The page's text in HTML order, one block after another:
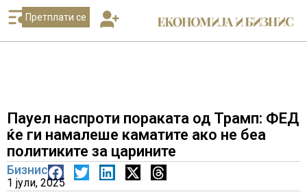
Претплати се
Пауел наспроти пораката од Трамп: ФЕД
ќе ги намалеше каматите ако не беа
политиките за царините
Бизнис
1 јули, 2025